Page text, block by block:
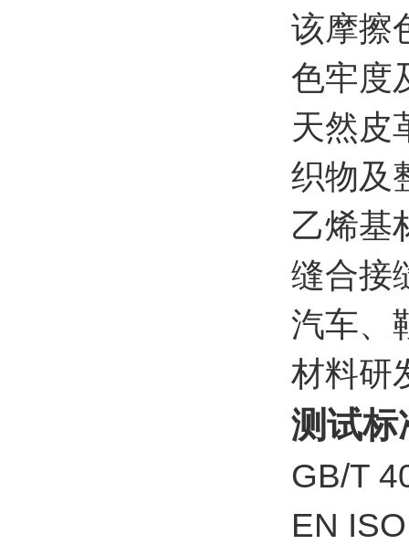
该摩擦
色牢度
天然皮
织物及
乙烯基
缝合接
汽车、
材料研
测试标
GB/T
EN